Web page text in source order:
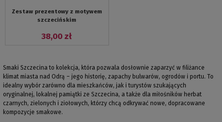
Zestaw prezentowy z motywem
szczecińskim
38,00 zł
Smaki Szczecina to kolekcja, która pozwala dosłownie zaparzyć w filiżance
klimat miasta nad Odrą – jego historię, zapachy bulwarów, ogrodów i portu. To
idealny wybór zarówno dla mieszkańców, jak i turystów szukających
oryginalnej, lokalnej pamiątki ze Szczecina, a także dla miłośników herbat
czarnych, zielonych i ziołowych, którzy chcą odkrywać nowe, dopracowane
kompozycje smakowe.